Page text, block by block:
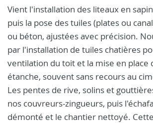
Vient l'installation des liteaux en
puis la pose des tuiles (plates ou
ou béton, ajustées avec précision.
par l'installation de tuiles chatières
ventilation du toit et la mise en place
étanche, souvent sans recours au
Les pentes de rive, solins et
nos couvreurs-zingueurs, puis
démonté et le chantier nettoyé.